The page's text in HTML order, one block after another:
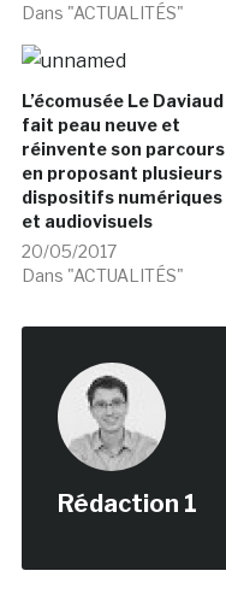
Dans "ACTUALITÉS"
L’écomusée Le Daviaud
fait peau neuve et
réinvente son parcours
en proposant plusieurs
dispositifs numériques
et audiovisuels
20/05/2017
Dans "ACTUALITÉS"
Rédaction 1